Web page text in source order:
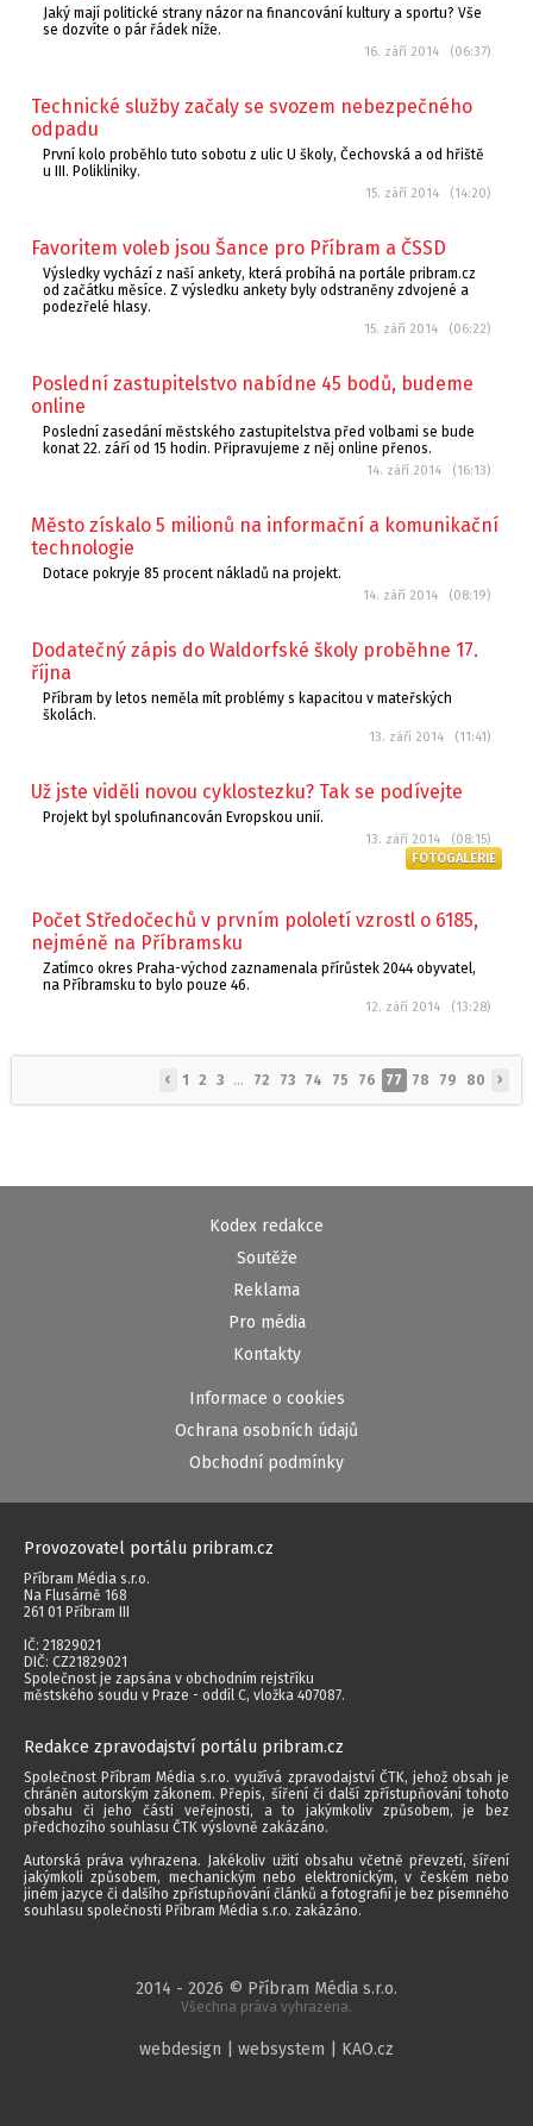
Jaký mají politické strany názor na financování kultury a sportu? Vše
se dozvíte o pár řádek níže.
16. září 2014 (06:37)
Technické služby začaly se svozem nebezpečného
odpadu
První kolo proběhlo tuto sobotu z ulic U školy, Čechovská a od hřiště
u III. Polikliniky.
15. září 2014 (14:20)
Favoritem voleb jsou Šance pro Příbram a ČSSD
Výsledky vychází z naší ankety, která probíhá na portále pribram.cz
od začátku měsíce. Z výsledku ankety byly odstraněny zdvojené a
podezřelé hlasy.
15. září 2014 (06:22)
Poslední zastupitelstvo nabídne 45 bodů, budeme
online
Poslední zasedání městského zastupitelstva před volbami se bude
konat 22. září od 15 hodin. Připravujeme z něj online přenos.
14. září 2014 (16:13)
Město získalo 5 milionů na informační a komunikační
technologie
Dotace pokryje 85 procent nákladů na projekt.
14. září 2014 (08:19)
Dodatečný zápis do Waldorfské školy proběhne 17.
října
Příbram by letos neměla mít problémy s kapacitou v mateřských
školách.
13. září 2014 (11:41)
Už jste viděli novou cyklostezku? Tak se podívejte
Projekt byl spolufinancován Evropskou unií.
13. září 2014 (08:15)
FOTOGALERIE
Počet Středočechů v prvním pololetí vzrostl o 6185,
nejméně na Příbramsku
Zatímco okres Praha-východ zaznamenala přírůstek 2044 obyvatel,
na Příbramsku to bylo pouze 46.
12. září 2014 (13:28)
‹ 1 2 3 ... 72 73 74 75 76 77 78 79 80 ›
Kodex redakce
Soutěže
Reklama
Pro média
Kontakty
Informace o cookies
Ochrana osobních údajů
Obchodní podmínky
Provozovatel portálu pribram.cz
Příbram Média s.r.o.
Na Flusárně 168
261 01 Příbram III
IČ: 21829021
DIČ: CZ21829021
Společnost je zapsána v obchodním rejstříku
městského soudu v Praze - oddíl C, vložka 407087.
Redakce zpravodajství portálu pribram.cz
Společnost Příbram Média s.r.o. využívá zpravodajství ČTK, jehož obsah je
chráněn autorským zákonem. Přepis, šíření či další zpřístupňování tohoto
obsahu či jeho části veřejnosti, a to jakýmkoliv způsobem, je bez
předchozího souhlasu ČTK výslovně zakázáno.
Autorská práva vyhrazena. Jakékoliv užití obsahu včetně převzetí, šíření
jakýmkoli způsobem, mechanickým nebo elektronickým, v českém nebo
jiném jazyce či dalšího zpřístupňování článků a fotografií je bez písemného
souhlasu společnosti Příbram Média s.r.o. zakázáno.
2014 - 2026 © Příbram Média s.r.o.
Všechna práva vyhrazena.
webdesign | websystem | KAO.cz